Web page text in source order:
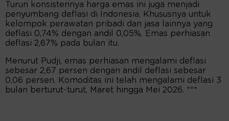
Turun konsistennya harga emas ini juga menjadi
penyumbang deflasi di Indonesia. Khususnya untuk
kelompok perawatan pribadi dan jasa lainnya yang
deflasi 0,74% dengan andil 0,05%. Emas perhiasan
deflasi 2,67% pada bulan itu.
Menurut Pudji, emas perhiasan mengalami deflasi
sebesar 2,67 persen dengan andil deflasi sebesar
0,06 persen. Komoditas ini telah mengalami deflasi 3
bulan berturut-turut, Maret hingga Mei 2026. ***